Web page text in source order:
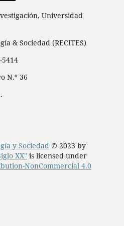
Universidad
& Sociedad (RECITES)
N.º 36
y Sociedad© 2023 by
XX" is licensed under
NonCommercial 4.0